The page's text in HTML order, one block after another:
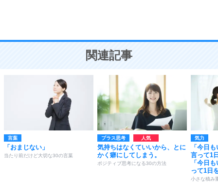
ことが大切。
関連記事
言葉
「おまじない」
当たり前だけど大切な30の言葉
プラス思考
気持ちはなくていいから、とに
かく癖にしてしまう。
ポジティブ思考になる30の方法
気力
「今日
言って1
「今日
って1日
小さな積み